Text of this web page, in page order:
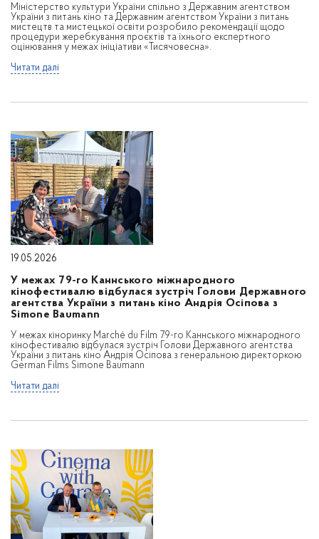
Міністерство культури України спільно з Державним агентством
України з питань кіно та Державним агентством України з питань
мистецтв та мистецької освіти розробило рекомендації щодо
процедури жеребкування проєктів та їхнього експертного
оцінювання у межах ініціативи «Тисячовесна».
Читати далі
19.05.2026
У межах 79-го Каннського міжнародного
кінофестивалю відбулася зустріч Голови Державного
агентства України з питань кіно Андрія Осіпова з
Simone Baumann
У межах кіноринку Marché du Film 79-го Каннського міжнародного
кінофестивалю відбулася зустріч Голови Державного агентства
України з питань кіно Андрія Осіпова з генеральною директоркою
German Films Simone Baumann
Читати далі